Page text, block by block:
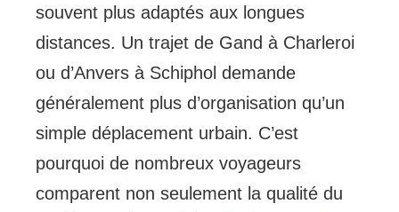
souvent plus adaptés aux longues
distances. Un trajet de Gand à Charleroi
ou d’Anvers à Schiphol demande
généralement plus d’organisation qu’un
simple déplacement urbain. C’est
pourquoi de nombreux voyageurs
comparent non seulement la qualité du